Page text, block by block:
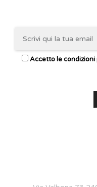
Accetto le